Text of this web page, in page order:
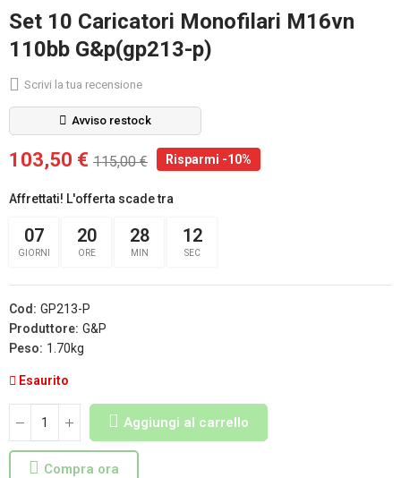
Set 10 Caricatori Monofilari M16vn
110bb G&p(gp213-p)
Scrivi la tua recensione
Avviso restock
103,50 € 115,00 € Risparmi -10%
Affrettati! L'offerta scade tra
07
GIORNI
20
ORE
28
MIN
11
SEC
Cod: GP213-P
Produttore: G&P
Peso: 1.70kg
Esaurito
Aggiungi al carrello
Compra ora